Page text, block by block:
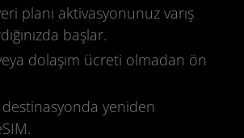
planı aktivasyonunuz varış
başlar.
dolaşım ücreti olmadan ön
yeniden